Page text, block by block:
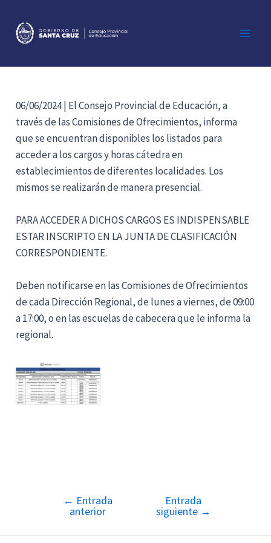
contenido
06/06/2024 | El Consejo Provincial de Educación, a
través de las Comisiones de Ofrecimientos, informa
que se encuentran disponibles los listados para
acceder a los cargos y horas cátedra en
establecimientos de diferentes localidades. Los
mismos se realizarán de manera presencial.
PARA ACCEDER A DICHOS CARGOS ES INDISPENSABLE
ESTAR INSCRIPTO EN LA JUNTA DE CLASIFICACIÓN
CORRESPONDIENTE.
Deben notificarse en las Comisiones de Ofrecimientos
de cada Dirección Regional, de lunes a viernes, de 09:00
a 17:00, o en las escuelas de cabecera que le informa la
regional.
Navegación
entradas
← Entrada
anterior
Entrada
siguiente →